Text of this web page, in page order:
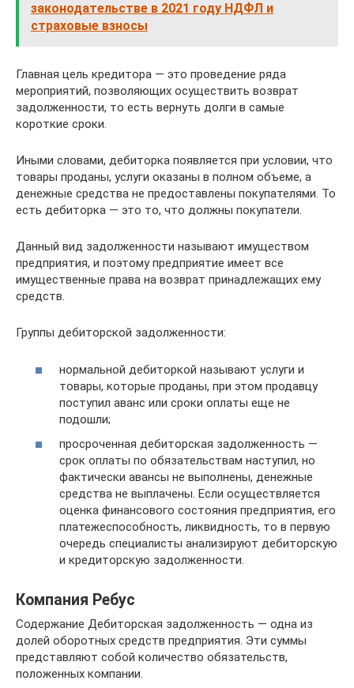
законодательстве в 2021 году НДФЛ и
страховые взносы
Главная цель кредитора — это проведение ряда
мероприятий, позволяющих осуществить возврат
задолженности, то есть вернуть долги в самые
короткие сроки.
Иными словами, дебиторка появляется при условии, что
товары проданы, услуги оказаны в полном объеме, а
денежные средства не предоставлены покупателями. То
есть дебиторка — это то, что должны покупатели.
Данный вид задолженности называют имуществом
предприятия, и поэтому предприятие имеет все
имущественные права на возврат принадлежащих ему
средств.
Группы дебиторской задолженности:
нормальной дебиторкой называют услуги и
товары, которые проданы, при этом продавцу
поступил аванс или сроки оплаты еще не
подошли;
просроченная дебиторская задолженность —
срок оплаты по обязательствам наступил, но
фактически авансы не выполнены, денежные
средства не выплачены. Если осуществляется
оценка финансового состояния предприятия, его
платежеспособность, ликвидность, то в первую
очередь специалисты анализируют дебиторскую
и кредиторскую задолженности.
Компания Ребус
Содержание Дебиторская задолженность — одна из
долей оборотных средств предприятия. Эти суммы
представляют собой количество обязательств,
положенных компании.